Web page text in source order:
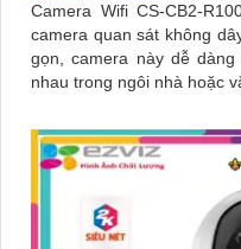
Camera Wifi CS-CB2-
camera quan sát không dây chất
gọn, camera này dễ
nhau trong ngôi nhà hoặc